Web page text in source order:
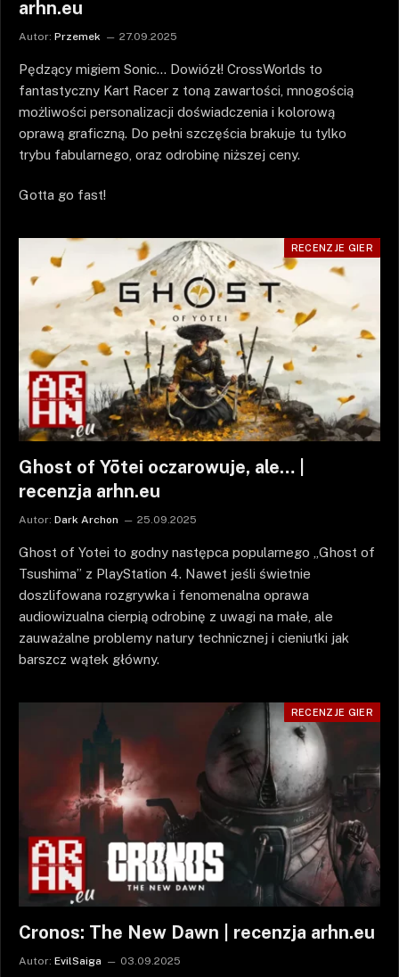
arhn.eu
Autor: Przemek 27.09.2025
Pędzący migiem Sonic… Dowiózł! CrossWorlds to
fantastyczny Kart Racer z toną zawartości, mnogością
możliwości personalizacji doświadczenia i kolorową
oprawą graficzną. Do pełni szczęścia brakuje tu tylko
trybu fabularnego, oraz odrobinę niższej ceny.
Gotta go fast!
RECENZJE GIER
Ghost of Yōtei oczarowuje, ale… |
recenzja arhn.eu
Autor: Dark Archon 25.09.2025
Ghost of Yotei to godny następca popularnego „Ghost of
Tsushima” z PlayStation 4. Nawet jeśli świetnie
doszlifowana rozgrywka i fenomenalna oprawa
audiowizualna cierpią odrobinę z uwagi na małe, ale
zauważalne problemy natury technicznej i cieniutki jak
barszcz wątek główny.
RECENZJE GIER
Cronos: The New Dawn | recenzja arhn.eu
Autor: EvilSaiga 03.09.2025